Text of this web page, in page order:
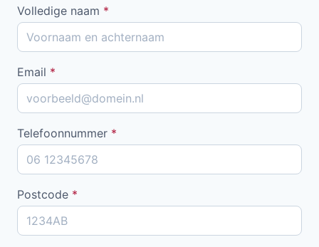
Volledige naam *
Email *
Telefoonnummer *
Postcode *